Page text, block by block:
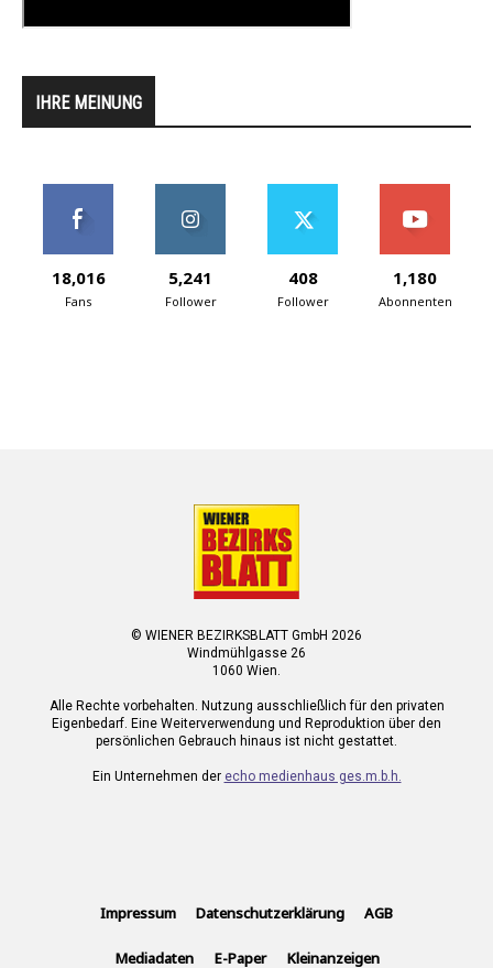
IHRE MEINUNG
18,016
Fans
5,241
Follower
408
Follower
1,180
Abonnenten
© WIENER BEZIRKSBLATT GmbH 2026
Windmühlgasse 26
1060 Wien.
Alle Rechte vorbehalten. Nutzung ausschließlich für den privaten
Eigenbedarf. Eine Weiterverwendung und Reproduktion über den
persönlichen Gebrauch hinaus ist nicht gestattet.
Ein Unternehmen der echo medienhaus ges.m.b.h.
Impressum Datenschutzerklärung AGB
Mediadaten E-Paper Kleinanzeigen